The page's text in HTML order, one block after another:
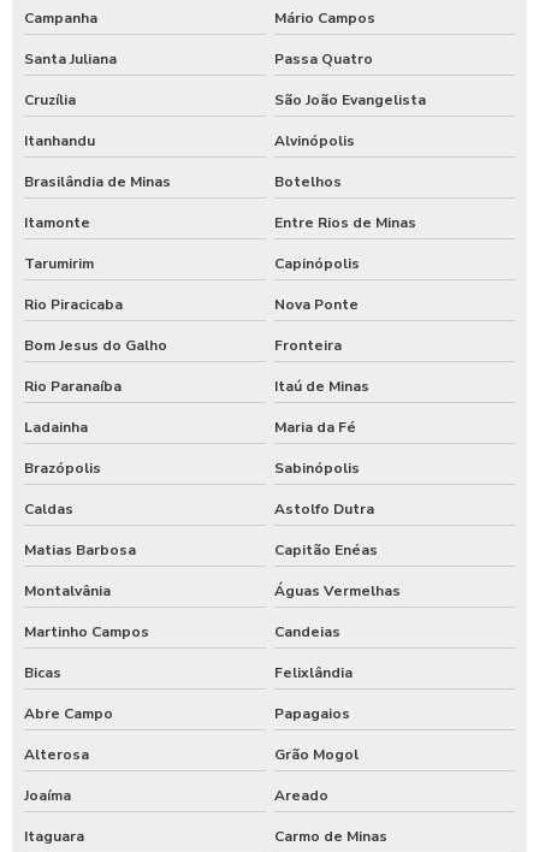
Campanha Mário Campos
Santa Juliana Passa Quatro
Cruzília São João Evangelista
Itanhandu Alvinópolis
Brasilândia de Minas Botelhos
Itamonte Entre Rios de Minas
Tarumirim Capinópolis
Rio Piracicaba Nova Ponte
Bom Jesus do Galho Fronteira
Rio Paranaíba Itaú de Minas
Ladainha Maria da Fé
Brazópolis Sabinópolis
Caldas Astolfo Dutra
Matias Barbosa Capitão Enéas
Montalvânia Águas Vermelhas
Martinho Campos Candeias
Bicas Felixlândia
Abre Campo Papagaios
Alterosa Grão Mogol
Joaíma Areado
Itaguara Carmo de Minas